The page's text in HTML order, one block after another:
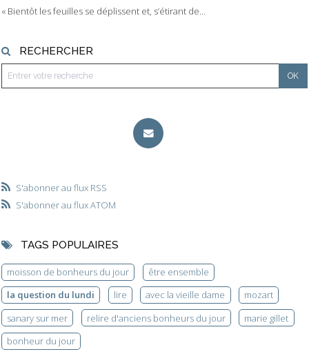
« Bientôt les feuilles se déplissent et, s’étirant de...
RECHERCHER
S'abonner au flux RSS
S'abonner au flux ATOM
TAGS POPULAIRES
moisson de bonheurs du jour
être ensemble
la question du lundi
lire avec la vieille dame
mozart
sanary sur mer
relire d'anciens bonheurs du jour
marie gillet
bonheur du jour